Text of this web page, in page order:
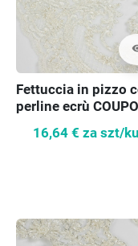
Fettuccia in pizzo
perline ecrù
16,64 € za szt/